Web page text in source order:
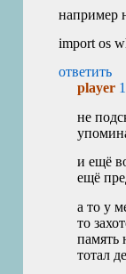
например
import os
ответить
player
не
и ещё
ещё
а то у
то
память
тотал